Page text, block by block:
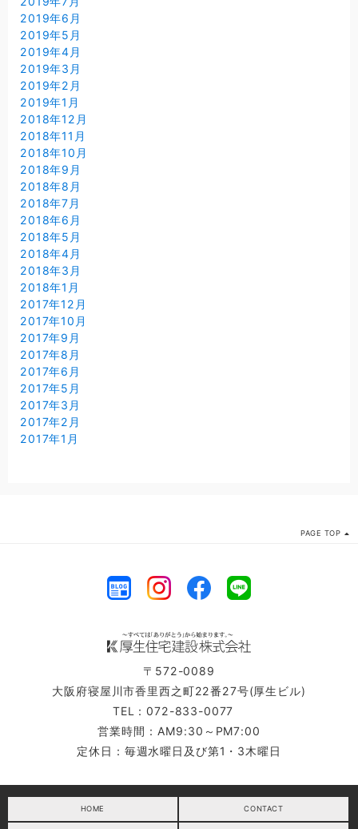
2019年6月
2019年5月
2019年4月
2019年3月
2019年2月
2019年1月
2018年12月
2018年11月
2018年10月
2018年9月
2018年8月
2018年7月
2018年6月
2018年5月
2018年4月
2018年3月
2018年1月
2017年12月
2017年10月
2017年9月
2017年8月
2017年6月
2017年5月
2017年3月
2017年2月
2017年1月
PAGE TOP
〒572-0089
大阪府寝屋川市香里西之町22番27号(厚生ビル)
TEL：072-833-0077
営業時間：AM9:30～PM7:00
定休日：毎週水曜日及び第1・3木曜日
HOME CONTACT